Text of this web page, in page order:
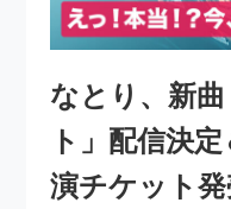
なとり、新
ト」配信決
演チケット